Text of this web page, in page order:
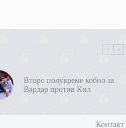
Второ полувреме кобно за
Вардар против Кил
Контакт